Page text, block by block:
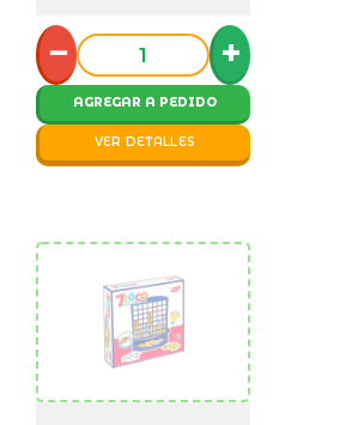
− +
AGREGAR A PEDIDO
VER DETALLES